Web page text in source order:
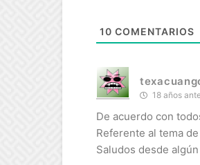
10 COMENTARIOS
18 años
De acuerdo con
Referente al tema
Saludos desde